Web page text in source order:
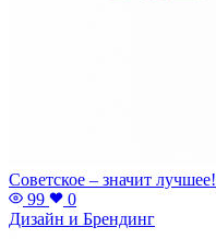
Советское – значит лучшее!
99
0
Дизайн и Брендинг